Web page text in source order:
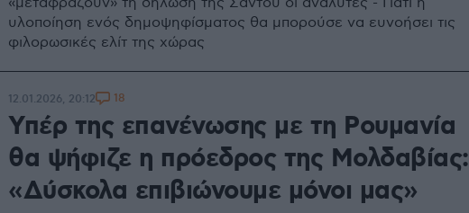
υλοποίηση ενός δημοψηφίσματος θα μπορούσε να ευνοήσει τις
φιλορωσικές ελίτ της χώρας
Υπέρ της επανένωσης με τη Ρουμανία
θα ψήφιζε η πρόεδρος της Μολδαβίας:
«Δύσκολα επιβιώνουμε μόνοι μας»
12.01.2026, 20:12 18